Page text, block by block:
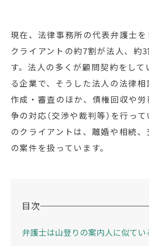
現在、法律事務所の代表弁護士を
クライアントの約7割が法人、約
す。法人の多くが顧問契約をして
る企業で、そうした法人の法律
作成・審査のほか、債権回収や
争の対応（交渉や裁判等）を行っ
のクライアントは、離婚や相続、
の案件を扱っています。
目次
弁護士は山登りの案内人に似てい